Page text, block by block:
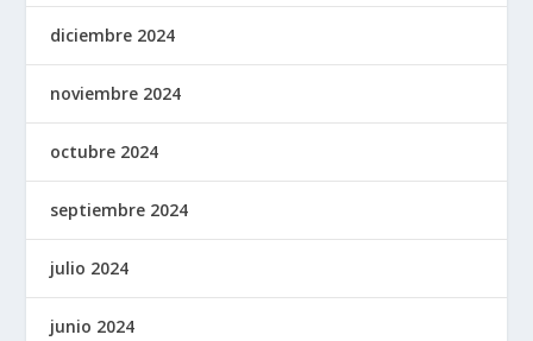
diciembre 2024
noviembre 2024
octubre 2024
septiembre 2024
julio 2024
junio 2024